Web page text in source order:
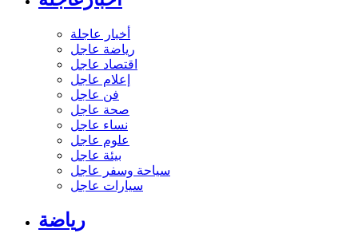
أخبار عاجلة
رياضة عاجل
اقتصاد عاجل
إعلام عاجل
فن عاجل
صحة عاجل
نساء عاجل
علوم عاجل
بيئة عاجل
سياحة وسفر عاجل
سيارات عاجل
رياضة